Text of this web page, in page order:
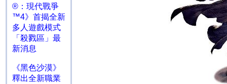
®：現代戰爭
™4》首揭全新
多人遊戲模式
「殺戮區」最
新消息
《黑色沙漠》
釋出全新職業